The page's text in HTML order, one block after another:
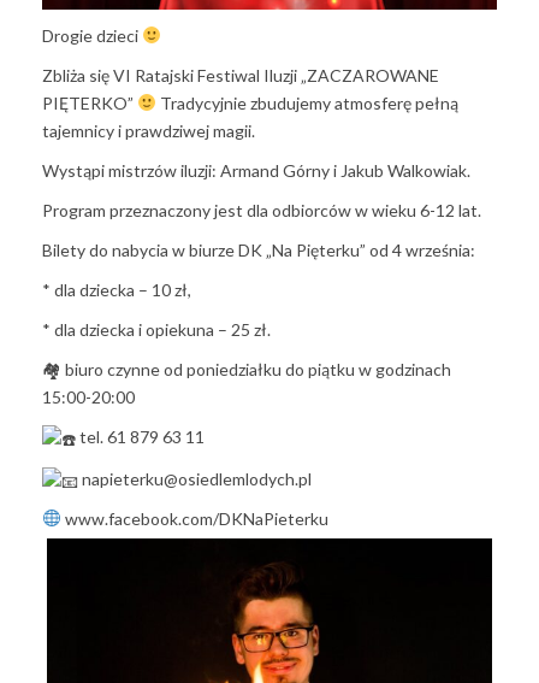
Drogie dzieci
Zbliża się VI Ratajski Festiwal Iluzji „ZACZAROWANE
PIĘTERKO”
Tradycyjnie zbudujemy atmosferę pełną
tajemnicy i prawdziwej magii.
Wystąpi mistrzów iluzji: Armand Górny i Jakub Walkowiak.
Program przeznaczony jest dla odbiorców w wieku 6-12 lat.
Bilety do nabycia w biurze DK „Na Pięterku” od 4 września:
* dla dziecka – 10 zł,
* dla dziecka i opiekuna – 25 zł.
🏘 biuro czynne od poniedziałku do piątku w godzinach
15:00-20:00
tel. 61 879 63 11
napieterku@osiedlemlodych.pl
www.facebook.com/DKNaPieterku